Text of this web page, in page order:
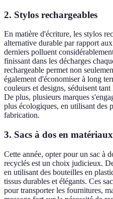
2. Stylos rechargeables
En matière d'écriture, les stylos
alternative durable par rapport
derniers polluent
finissant dans les décharges
rechargeable permet non
également d'économiser à long
couleurs et designs, séduisent
De plus, plusieurs marques
plus écologiques, en utilisant des
fabrication.
3. Sacs à dos en
Cette année, opter pour un sac à
recyclés est un choix judicieux.
en utilisant des bouteilles en
tissus durables et élégants. Ces
pour transporter les fournitures,